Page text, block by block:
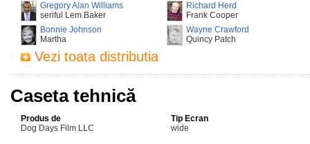
Gregory Alan Williams
seriful Lem Baker
Richard Herd
Frank Cooper
Bonnie Johnson
Martha
Wayne Crawford
Quincy Patch
Vezi toata distributia
Caseta tehnică
Produs de
Dog Days Film LLC
Tip Ecran
wide